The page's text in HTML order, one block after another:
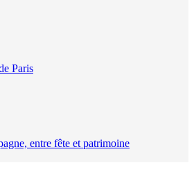
Paris
entre fête et patrimoine